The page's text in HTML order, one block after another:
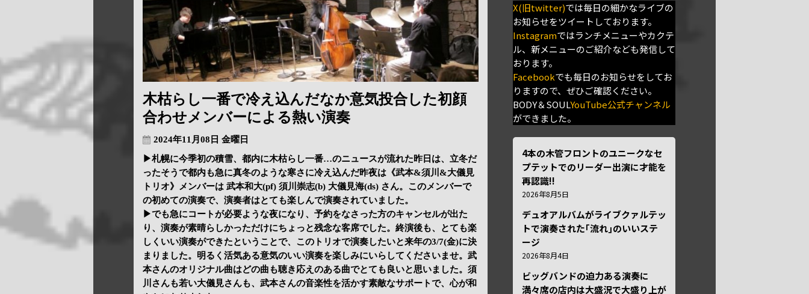
木枯らし一番で冷え込んだなか意気投合した初顔
合わせメンバーによる熱い演奏
2024年11月08日 金曜日
▶札幌に今季初の積雪、都内に木枯らし一番…のニュースが流れた昨日は、立冬だ
ったそうで都内も急に真冬のような寒さに冷え込んだ昨夜は《武本&須川&大儀見
トリオ》メンバーは 武本和大(pf) 須川崇志(b) 大儀見海(ds) さん。このメンバーで
の初めての演奏で、演奏者はとても楽しんで演奏されていました。
▶でも急にコートが必要ような夜になり、予約をなさった方のキャンセルが出た
り、演奏が素晴らしかっただけにちょっと残念な客席でした。終演後も、とても楽
しくいい演奏ができたということで、このトリオで演奏したいと来年の3/7(金)に決
まりました。明るく活気ある意気のいい演奏を楽しみにいらしてくださいませ。武
本さんのオリジナル曲はどの曲も聴き応えのある曲でとても良いと思いました。須
川さんも若い大儀見さんも、武本さんの音楽性を活かす素敵なサポートで、心が和
X(旧twitter)では毎日の細かなライブの
お知らせをツイートしております。
Instagramではランチメニューやカクテ
ル、新メニューのご紹介なども発信して
おります。
Facebookでも毎日のお知らせをしてお
りますので、ぜひご確認ください。
BODY＆SOULYouTube公式チャンネル
ができました。
4本の木管フロントのユニークなセ
プテットでのリーダー出演に才能を
再認識!!
2026年8月5日
デュオアルバムがライブクァルテッ
トで演奏された｢流れ｣のいいステ
ージ
2026年8月4日
ビッグバンドの迫力ある演奏に
満々席の店内は大盛況で大盛り上が